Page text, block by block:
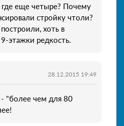
еще четыре? Почему
стройку чтоли?
хоть в
этажки редкость.
28.12.2015 19:49
"более чем для 80